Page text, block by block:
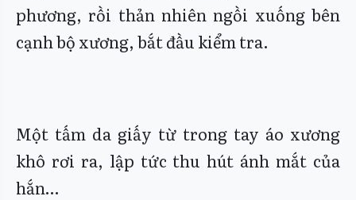
phương, rồi thản nhiên ngồi xuống bên
cạnh bộ xương, bắt đầu kiểm tra.
Một tấm da giấy từ trong tay áo xương
khô rơi ra, lập tức thu hút ánh mắt của
hắn…